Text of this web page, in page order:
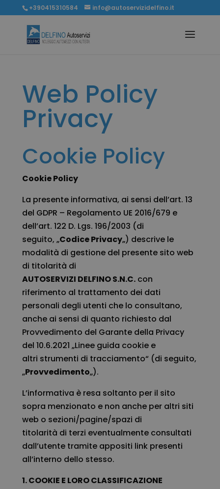
+390415310584 info@autoservizidelfino.it
Web Policy
Privacy
Cookie Policy
Cookie Policy
La presente informativa, ai sensi dell’art. 13
del GDPR – Regolamento UE 2016/679 e
dell’art. 122 D. Lgs. 196/2003 (di
seguito, „Codice Privacy„) descrive le
modalità di gestione del presente sito web
di titolarità di
AUTOSERVIZI DELFINO S.N.C.con
riferimento al trattamento dei dati
personali degli utenti che lo consultano,
anche ai sensi di quanto richiesto dal
Provvedimento del Garante della Privacy
del 10.6.2021 „Linee guida cookie e
altri strumenti di tracciamento“ (di seguito,
„Provvedimento„).
L’informativa è resa soltanto per il sito
sopra menzionato e non anche per altri siti
web o sezioni/pagine/spazi di
titolarità di terzi eventualmente consultati
dall’utente tramite appositi link presenti
all’interno dello stesso.
1. COOKIE E LORO CLASSIFICAZIONE